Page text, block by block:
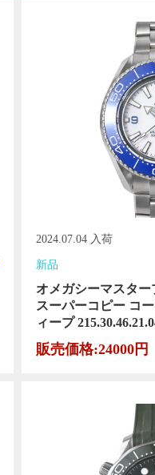
2024.07.04 入荷
新品
オメガシーマスタ
スーパーコピー コ
ィープ
販売価格:24000円